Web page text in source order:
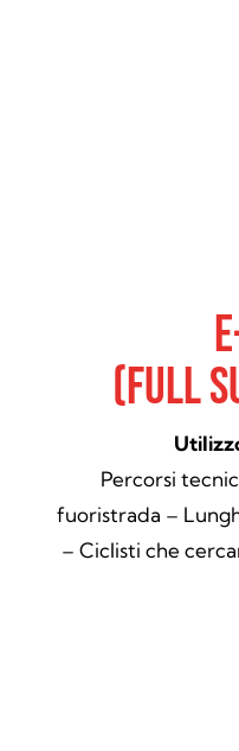
(Full
Percorsi
fuoristrada –
– Ciclisti che